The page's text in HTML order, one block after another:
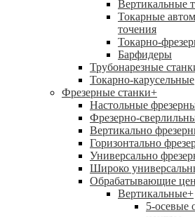
Вертикальные
Токарные
точения
Токарно-
Барфидеры
Трубонарезные
Токарно-карусельные
Фрезерные станки+
Настольные
Фрезерно-
Вертикально
Горизонтально
Универсально
Широко
Обрабатывающие
Вертикальные+
5-осевые